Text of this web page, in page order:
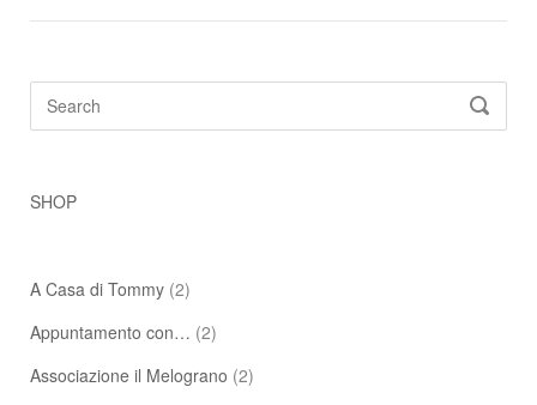
Search
SHOP
A Casa di Tommy (2)
Appuntamento con… (2)
Associazione il Melograno (2)